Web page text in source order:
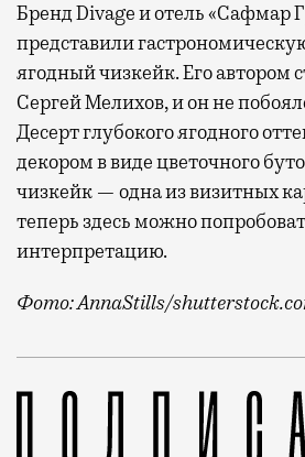
Бренд Divage и отель «Сафмар
представили
ягодный чизкейк. Его автором
Сергей Мелихов, и он не
Десерт глубокого ягодного
декором в виде цветочного
чизкейк — одна из визитных
теперь здесь можно
интерпретацию.
Фото:AnnaStills/
Один летний месяц прошел, но